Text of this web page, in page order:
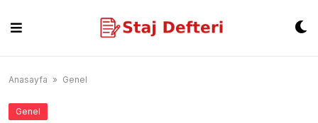
content
Anasayfa » Genel
Genel